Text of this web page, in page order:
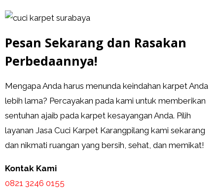
Pesan Sekarang dan Rasakan
Perbedaannya!
Mengapa Anda harus menunda keindahan karpet Anda
lebih lama? Percayakan pada kami untuk memberikan
sentuhan ajaib pada karpet kesayangan Anda. Pilih
layanan Jasa Cuci Karpet Karangpilang kami sekarang
dan nikmati ruangan yang bersih, sehat, dan memikat!
Kontak Kami
0821 3246 0155​